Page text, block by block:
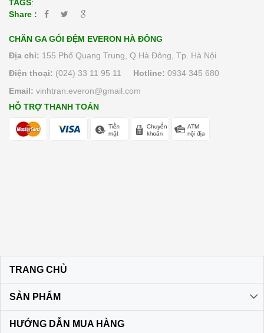
TAGS:
Share :
CHĂN GA GỐI ĐỆM EVERON HÀ ĐÔNG
Địa chỉ: 155 Phố Quang Trung, Q.Hà Đông, Tp. Hà Nội
Điện thoại: (024) 33 11 95 11 Hotline: 0934 345 680
Email: vinhtran.everon@gmail.com
HỖ TRỢ THANH TOÁN
TRANG CHỦ
SẢN PHẨM
HƯỚNG DẪN MUA HÀNG